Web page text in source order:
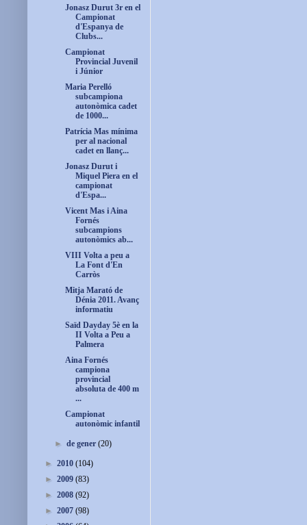
Jonasz Durut 3r en el
Campionat
d'Espanya de
Clubs...
Campionat
Provincial Juvenil
i Júnior
Maria Perelló
subcampiona
autonòmica cadet
de 1000...
Patrícia Mas mínima
per al nacional
cadet en llanç...
Jonasz Durut i
Miquel Piera en el
campionat
d'Espa...
Vicent Mas i Aina
Fornés
subcampions
autonòmics ab...
VIII Volta a peu a
La Font d'En
Carròs
Mitja Marató de
Dénia 2011. Avanç
informatiu
Saïd Dayday 5è en la
II Volta a Peu a
Palmera
Aina Fornés
campiona
provincial
absoluta de 400 m
...
Campionat
autonòmic infantil
►de gener(20)
► 2010 (104)
► 2009 (83)
► 2008 (92)
► 2007 (98)